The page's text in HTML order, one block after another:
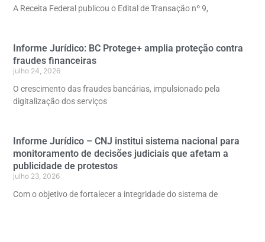
A Receita Federal publicou o Edital de Transação nº 9,
Informe Jurídico: BC Protege+ amplia proteção contra
fraudes financeiras
julho 24, 2026
O crescimento das fraudes bancárias, impulsionado pela
digitalização dos serviços
Informe Jurídico – CNJ institui sistema nacional para
monitoramento de decisões judiciais que afetam a
publicidade de protestos
julho 23, 2026
Com o objetivo de fortalecer a integridade do sistema de